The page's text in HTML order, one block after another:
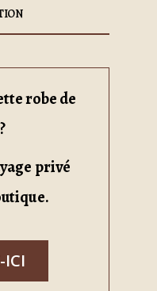
robe de
privé
ICI